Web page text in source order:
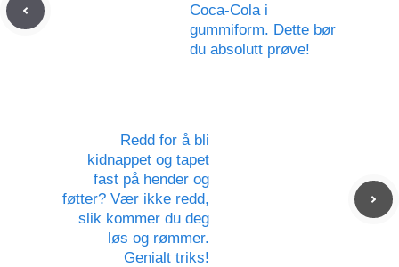
Coca-Cola i
gummiform. Dette bør
du absolutt prøve!
Redd for å bli
kidnappet og tapet
fast på hender og
føtter? Vær ikke redd,
slik kommer du deg
løs og rømmer.
Genialt triks!